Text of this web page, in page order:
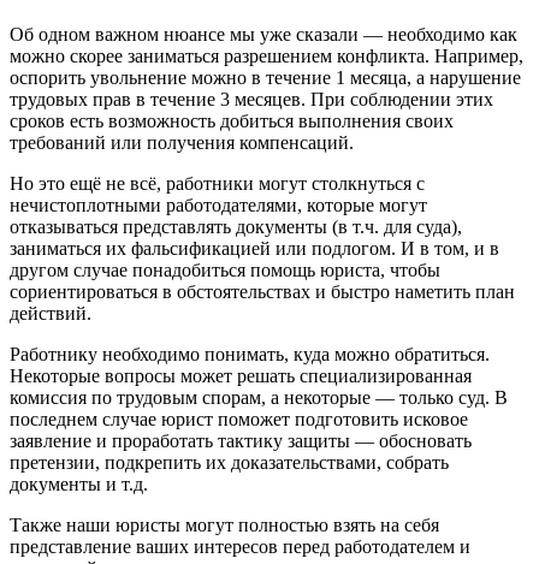
Об одном важном нюансе мы уже сказали — необходимо как
можно скорее заниматься разрешением конфликта. Например,
оспорить увольнение можно в течение 1 месяца, а нарушение
трудовых прав в течение 3 месяцев. При соблюдении этих
сроков есть возможность добиться выполнения своих
требований или получения компенсаций.
Но это ещё не всё, работники могут столкнуться с
нечистоплотными работодателями, которые могут
отказываться представлять документы (в т.ч. для суда),
заниматься их фальсификацией или подлогом. И в том, и в
другом случае понадобиться помощь юриста, чтобы
сориентироваться в обстоятельствах и быстро наметить план
действий.
Работнику необходимо понимать, куда можно обратиться.
Некоторые вопросы может решать специализированная
комиссия по трудовым спорам, а некоторые — только суд. В
последнем случае юрист поможет подготовить исковое
заявление и проработать тактику защиты — обосновать
претензии, подкрепить их доказательствами, собрать
документы и т.д.
Также наши юристы могут полностью взять на себя
представление ваших интересов перед работодателем и